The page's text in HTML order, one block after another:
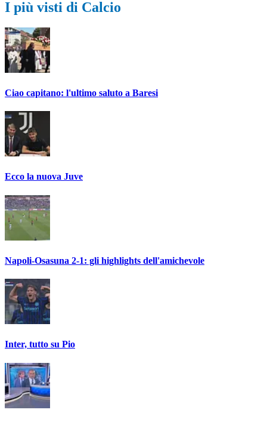
I più visti di Calcio
Ciao capitano: l'ultimo saluto a Baresi
Ecco la nuova Juve
Napoli-Osasuna 2-1: gli highlights dell'amichevole
Inter, tutto su Pio